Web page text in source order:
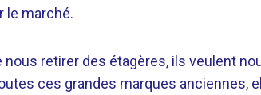
le marché.
nous retirer des étagères, ils veulent
ces grandes marques anciennes,